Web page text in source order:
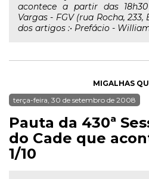
acontece a partir das
Vargas - FGV (rua Rocha,
dos artigos :• Prefácio - William
MIGALHAS
terça-feira, 30 de setembro de 2008
Pauta da 430ª
do Cade que
1/10